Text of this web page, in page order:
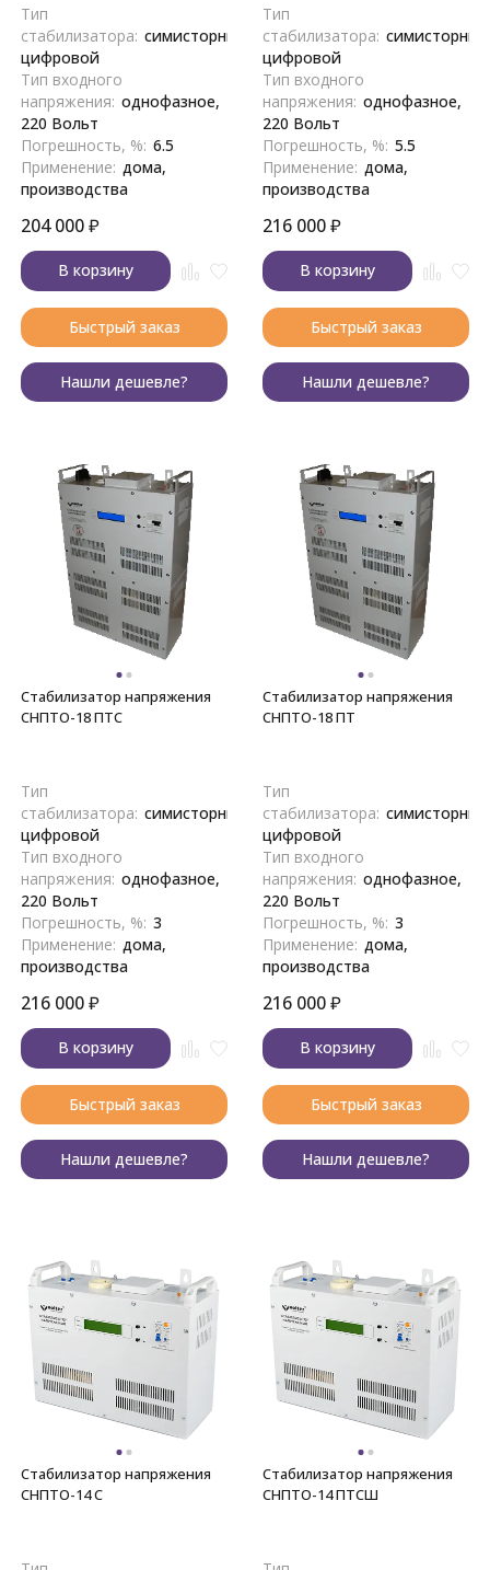
Тип
стабилизатора: симисторный,
цифровой
Тип входного
напряжения: однофазное,
220 Вольт
Погрешность, %: 6.5
Применение: дома,
производства
204 000₽
В корзину
Быстрый заказ
Нашли дешевле?
Тип
стабилизатора:
цифровой
Тип входного
напряжения: однофазное,
220 Вольт
Погрешность, %: 5.5
Применение: дома,
производства
216 000₽
В корзину
Быстрый заказ
Нашли дешевле?
Стабилизатор напряжения
СНПТО-18 ПТС
Тип
стабилизатора: симисторный,
цифровой
Тип входного
напряжения: однофазное,
220 Вольт
Погрешность, %: 3
Применение: дома,
производства
216 000₽
В корзину
Быстрый заказ
Нашли дешевле?
Стабилизатор напряжения
СНПТО-18 ПТ
Тип
стабилизатора:
цифровой
Тип входного
напряжения: однофазное,
220 Вольт
Погрешность, %: 3
Применение: дома,
производства
216 000₽
В корзину
Быстрый заказ
Нашли дешевле?
Стабилизатор напряжения
СНПТО-14 С
Стабилизатор напряжения
СНПТО-14 ПТСШ